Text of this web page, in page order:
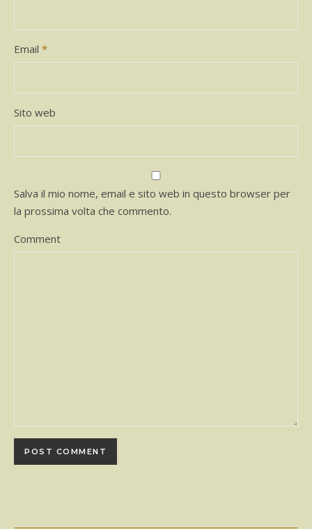
Email *
Sito web
Salva il mio nome, email e sito web in questo browser per
la prossima volta che commento.
Comment